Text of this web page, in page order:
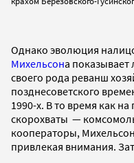
Однако эволюция
Михельсона
своего рода реванш
позднесоветского
1990-х. В то время как
скорохваты —
кооператоры,
привлекая внимания.